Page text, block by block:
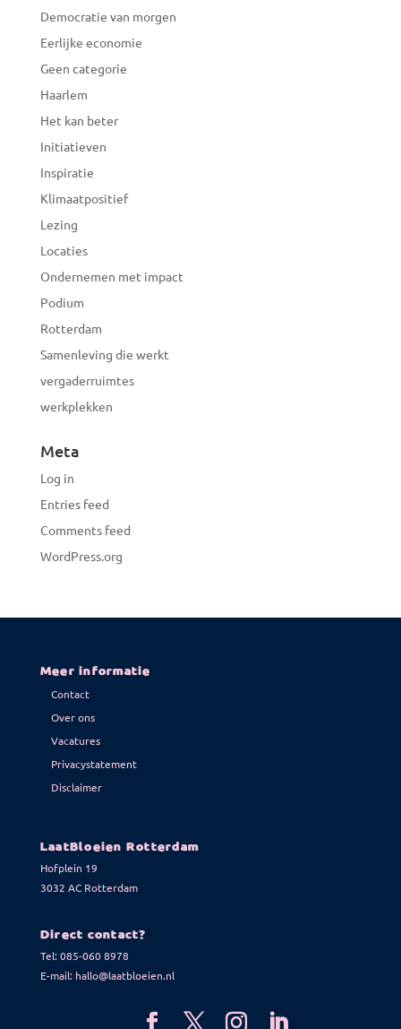
Democratie van morgen
Eerlijke economie
Geen categorie
Haarlem
Het kan beter
Initiatieven
Inspiratie
Klimaatpositief
Lezing
Locaties
Ondernemen met impact
Podium
Rotterdam
Samenleving die werkt
vergaderruimtes
werkplekken
Meta
Log in
Entries feed
Comments feed
WordPress.org
Meer informatie
Contact
Over ons
Vacatures
Privacystatement
Disclaimer
LaatBloeien Rotterdam
Hofplein 19
3032 AC Rotterdam
Direct contact?
Tel:085-060 8978
E-mail: hallo@laatbloeien.nl